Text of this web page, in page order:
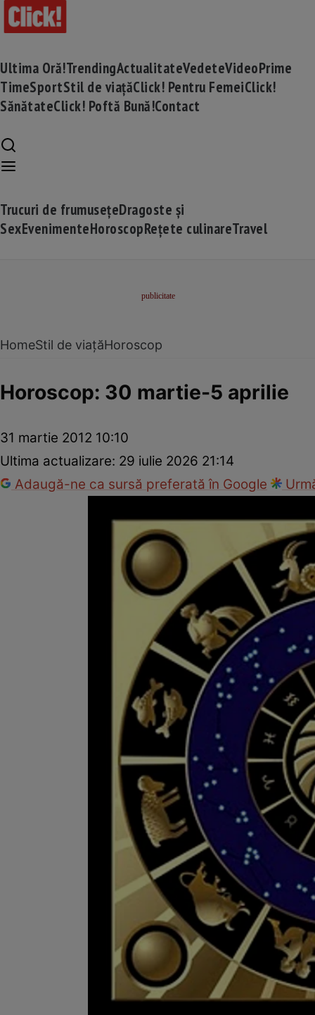
Ultima Oră!TrendingActualitateVedeteVideoPrime
TimeSportStil de viațăClick! Pentru FemeiClick!
SănătateClick! Poftă Bună!Contact
Trucuri de frumusețeDragoste și
SexEvenimenteHoroscopRețete culinareTravel
HomeStil de viațăHoroscop
Horoscop: 30 martie-5 aprilie
31 martie 2012 10:10
Ultima actualizare: 29 iulie 2026 21:14
Adaugă-ne ca sursă preferată în Google